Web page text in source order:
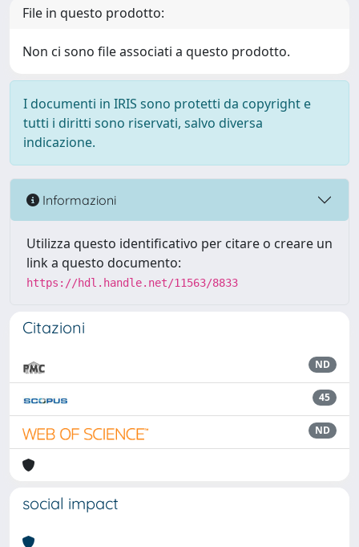
File in questo prodotto:
Non ci sono file associati a questo prodotto.
I documenti in IRIS sono protetti da copyright e
tutti i diritti sono riservati, salvo diversa
indicazione.
Informazioni
Utilizza questo identificativo per citare o creare un
link a questo documento:
https://hdl.handle.net/11563/8833
Citazioni
ND
45
ND
social impact